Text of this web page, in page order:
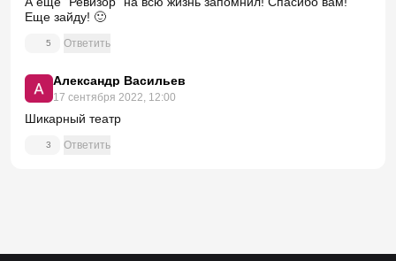
Еще зайду! 🙂
5 Ответить
Александр Васильев
17 сентября 2022, 12:00
Шикарный театр
3 Ответить